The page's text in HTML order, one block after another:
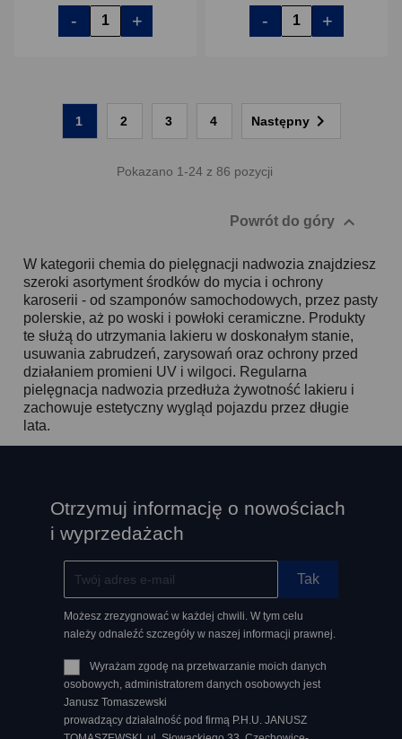
- + - +
Pokazano 1-24 z 86 pozycji
1 2 3 4 Następny
Powrót do góry 
W kategorii chemia do pielęgnacji nadwozia znajdziesz
szeroki asortyment środków do mycia i ochrony
karoserii - od szamponów samochodowych, przez pasty
polerskie, aż po woski i powłoki ceramiczne. Produkty
te służą do utrzymania lakieru w doskonałym stanie,
usuwania zabrudzeń, zarysowań oraz ochrony przed
działaniem promieni UV i wilgoci. Regularna
pielęgnacja nadwozia przedłuża żywotność lakieru i
zachowuje estetyczny wygląd pojazdu przez długie
lata.
Otrzymuj informację o nowościach
i wyprzedażach
Możesz zrezygnować w każdej chwili. W tym celu
należy odnaleźć szczegóły w naszej informacji prawnej.
Wyrażam zgodę na przetwarzanie moich danych
osobowych, administratorem danych osobowych jest
Janusz Tomaszewski
prowadzący działalność pod firmą P.H.U. JANUSZ